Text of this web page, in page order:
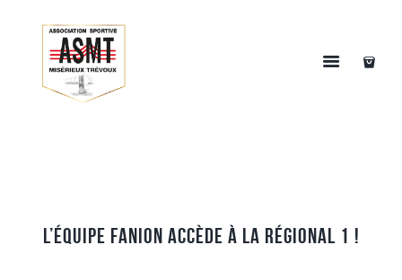
L’équipe Fanion accède à la Régional 1 !